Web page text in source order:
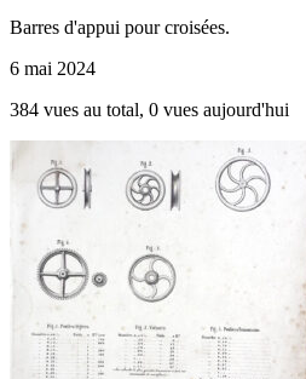
Barres d'appui pour croisées.
6 mai 2024
384 vues au total, 0 vues aujourd'hui